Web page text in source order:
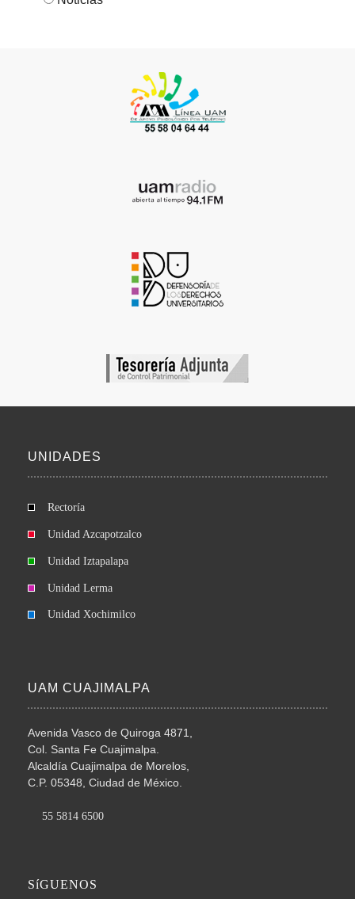
UNIDADES
Rectoría
Unidad Azcapotzalco
Unidad Iztapalapa
Unidad Lerma
Unidad Xochimilco
UAM CUAJIMALPA
Avenida Vasco de Quiroga 4871,
Col. Santa Fe Cuajimalpa.
Alcaldía Cuajimalpa de Morelos,
C.P. 05348, Ciudad de México.
55 5814 6500
SíGUENOS